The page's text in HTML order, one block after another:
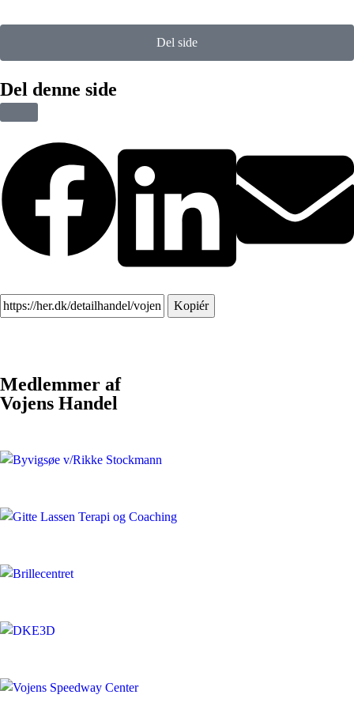
Del side
Del denne side
Kopiér
Medlemmer af
Vojens Handel